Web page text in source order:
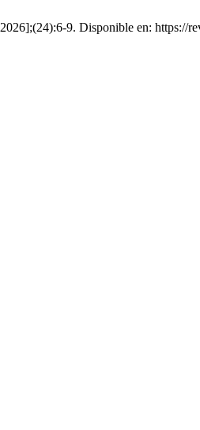
9. Disponible en: https://